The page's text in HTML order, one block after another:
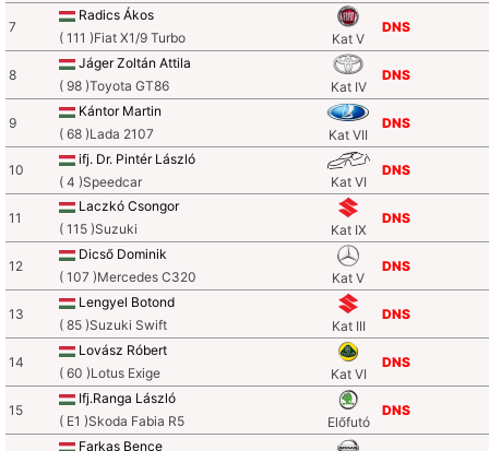
7
Radics Ákos
( 111 )Fiat X1/9 Turbo
Kat V
DNS
8
Jáger Zoltán Attila
( 98 )Toyota GT86
Kat IV
DNS
9
Kántor Martin
( 68 )Lada 2107
Kat VII
DNS
10
ifj. Dr. Pintér László
( 4 )Speedcar
Kat VI
DNS
11
Laczkó Csongor
( 115 )Suzuki
Kat IX
DNS
12
Dicső Dominik
( 107 )Mercedes C320
Kat V
DNS
13
Lengyel Botond
( 85 )Suzuki Swift
Kat III
DNS
14
Lovász Róbert
( 60 )Lotus Exige
Kat VI
DNS
15
Ifj.Ranga László
( E1 )Skoda Fabia R5
Előfutó
DNS
Farkas Bence